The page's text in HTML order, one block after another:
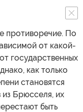
противоречие. По
от какой-
государственных
как только
становятся
Брюсселя, их
быть